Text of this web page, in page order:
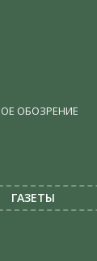
ОБОЗРЕНИЕ
ГАЗЕТЫ